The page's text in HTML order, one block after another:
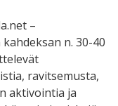
–
n. 30-40
ravitsemusta,
aktivointia ja